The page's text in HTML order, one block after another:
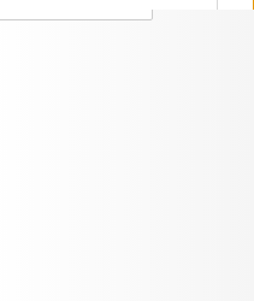
and other